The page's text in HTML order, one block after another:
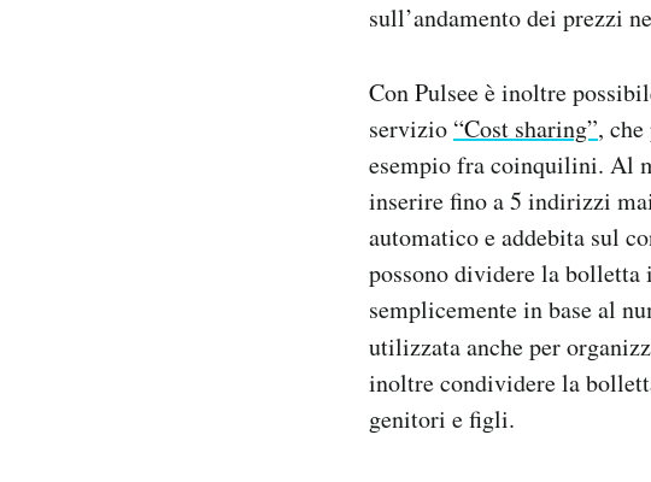
sull’andamento dei prezzi
Con Pulsee è inoltre
servizio “Cost sharing”,
esempio fra coinquilini. Al
inserire fino a 5 indirizzi
automatico e addebita sul
possono dividere la
semplicemente in base al
utilizzata anche per
inoltre condividere la
genitori e figli.